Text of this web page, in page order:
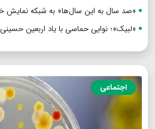
«صد سال به این سال‌ها» به شبکه نمایش
«لبیک»؛ نوایی حماسی با یاد اربعین حسینی
اجتماعی